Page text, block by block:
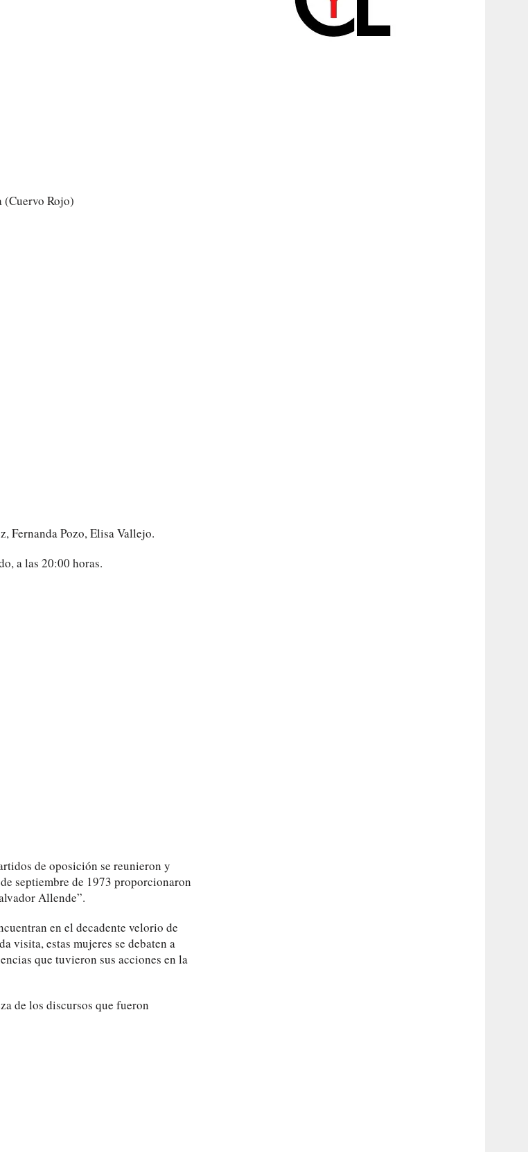
(Cuervo Rojo)
Fernanda Pozo, Elisa Vallejo.
a las 20:00 horas.
de oposición se reunieron y
septiembre de 1973 proporcionaron
Allende”.
en el decadente velorio de
visita, estas mujeres se debaten a
que tuvieron sus acciones en la
de los discursos que fueron